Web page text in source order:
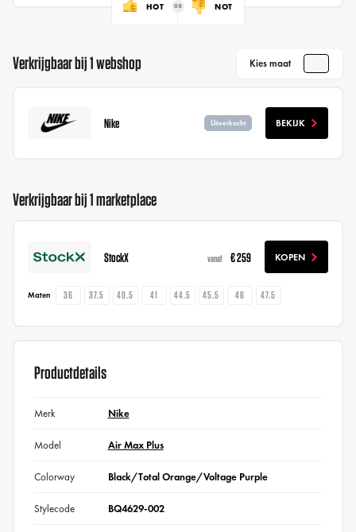
HOT NOT
Verkrijgbaar bij 1 webshop Kies maat
Nike Uitverkocht BEKIJK
Verkrijgbaar bij 1 marketplace
StockX vanaf € 259 KOPEN
Maten 36 37.5 40.5 41 44.5 45.5 46 47.5
Productdetails
Merk Nike
Model Air Max Plus
Colorway Black/Total Orange/Voltage Purple
Stylecode BQ4629-002